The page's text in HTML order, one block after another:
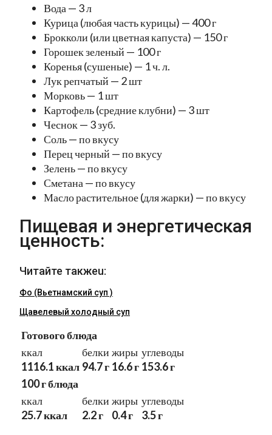
Вода — 3 л
Курица (любая часть курицы) — 400 г
Брокколи (или цветная капуста) — 150 г
Горошек зеленый — 100 г
Коренья (сушеные) — 1 ч. л.
Лук репчатый — 2 шт
Морковь — 1 шт
Картофель (средние клубни) — 3 шт
Чеснок — 3 зуб.
Соль — по вкусу
Перец черный — по вкусу
Зелень — по вкусу
Сметана — по вкусу
Масло растительное (для жарки) — по вкусу
Пищевая и энергетическая
ценность:
Читайте такжеu:
Фо (Вьетнамский суп )
Щавелевый холодный суп
Готового блюда
ккал
1116.1 ккал
белки
94.7 г
жиры
16.6 г
углеводы
153.6 г
100 г блюда
ккал
25.7 ккал
белки
2.2 г
жиры
0.4 г
углеводы
3.5 г